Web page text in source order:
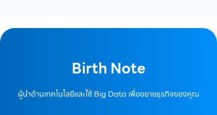
Birth Note
ผู้นำด้านเทคโนโลยีและใช้ Big Data เพื่อขยายธุรกิจของคุณ